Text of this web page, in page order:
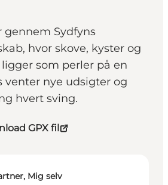
gennem Sydfyns
hvor skove, kyster og
som perler på en
venter nye udsigter og
hvert sving.
GPX fil
Mig selv